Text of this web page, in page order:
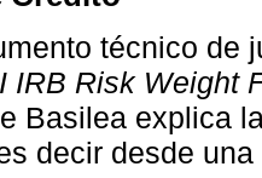
técnico de
IRB Risk Weight
Basilea explica
decir desde